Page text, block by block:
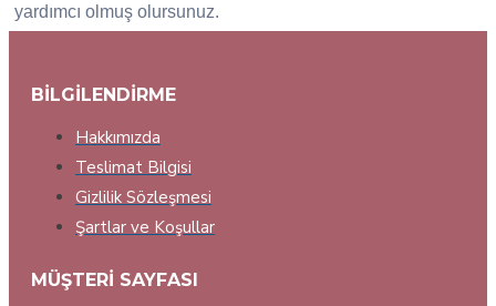
yardımcı olmuş olursunuz.
BILGILENDIRME
Hakkımızda
Teslimat Bilgisi
Gizlilik Sözleşmesi
Şartlar ve Koşullar
MÜŞTERI SAYFASI